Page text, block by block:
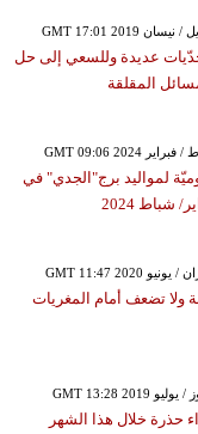
عديدة وللسعي إلى حل
المقلقة
لمواليد برج"الجدي" في
شباط 2024
ولا تضعف أمام المغريات
حذرة خلال هذا الشهر